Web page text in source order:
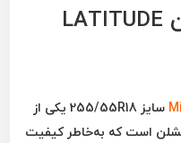
معرفی لاستیک میشلن LATITUDE
یکی از
است که به‌خاطر کیفیت